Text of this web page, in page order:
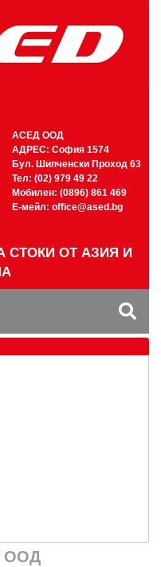
АСЕД ООД
АДРЕС: София 1574
Бул. Шипченски Проход 63
Тел: (02) 979 49 22
Мобилен: (0896) 861 469
Е-мейл: office@ased.bg
СТОКИ ОТ АЗИЯ И
ООД